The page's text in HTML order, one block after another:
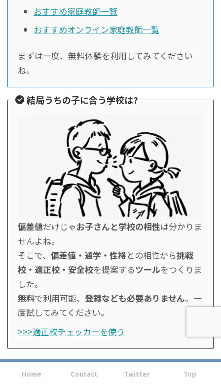
おすすめ家庭教師一覧
おすすめオンライン家庭教師一覧
まずは一度、無料体験を利用してみてください
ね。
結局うちの子に合う学校は?
偏差値だけじゃお子さんと学校の相性は分かりま
せんよね。
そこで、 偏差値・通学・性格との相性から挑戦
校・適正校・安全校を提案するツールをつくりま
した。
無料で利用可能、 登録なども必要ありません。一
度試してみてください。
>>>適正校チェッカーを使う
最後に
Home Contact Twitter Top